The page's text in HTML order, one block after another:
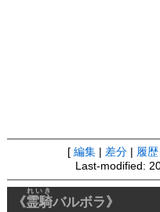
[ 編集 差分 履歴
Last-modified:
《霊騎
れいき
バルボラ》